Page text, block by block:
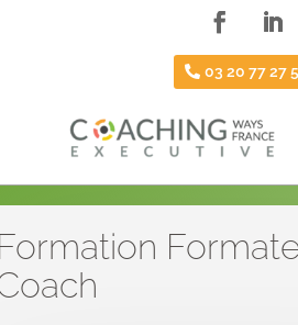
03 20 77 27